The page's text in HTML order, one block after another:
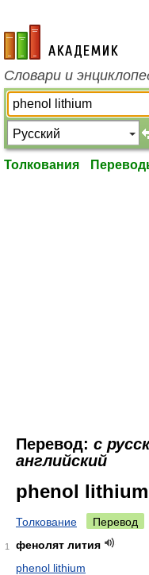
academic.ru
Словари и
Толкования
Перевод: с
английский
phenol lithium
Толкование Перевод
1
фенолят лития
phenol lithium